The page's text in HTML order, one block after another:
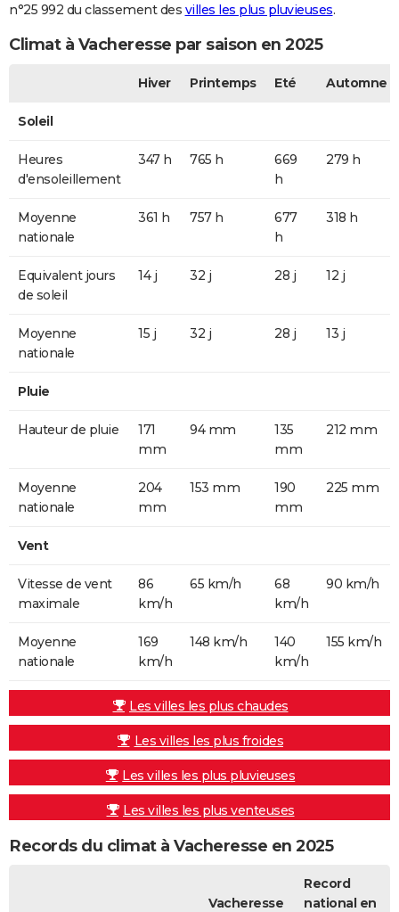
n°25 992 du classement des villes les plus pluvieuses.
Climat à Vacheresse par saison en 2025
Hiver Printemps Eté Automne
Soleil
Heures
d'ensoleillement
347 h 765 h
669
h
279 h
Moyenne
nationale
361 h 757 h
677
h
318 h
Equivalent jours
de soleil
14 j 32 j 28 j 12 j
Moyenne
nationale
15 j 32 j 28 j 13 j
Pluie
Hauteur de pluie
171
mm
94 mm
135
mm
212 mm
Moyenne
nationale
204
mm
153 mm
190
mm
225 mm
Vent
Vitesse de vent
maximale
86
km/h
65 km/h
68
km/h
90 km/h
Moyenne
nationale
169
km/h
148 km/h
140
km/h
155 km/h
Les villes les plus chaudes
Les villes les plus froides
Les villes les plus pluvieuses
Les villes les plus venteuses
Records du climat à Vacheresse en 2025
Vacheresse
Record
national en